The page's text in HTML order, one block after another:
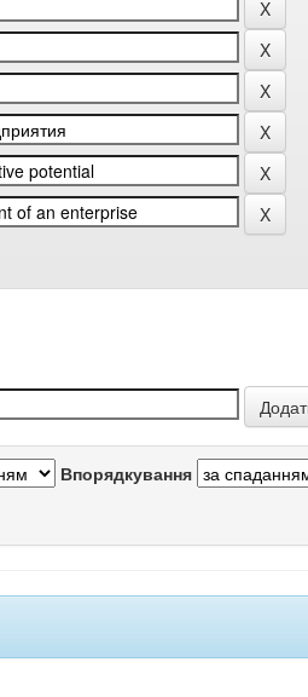
Впорядкування